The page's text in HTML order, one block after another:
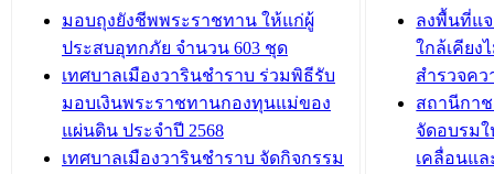
บทความ อื่นๆ ...
เทศบาลเมืองวารินชำราบ ร่วมการ
ประชุมวิชาการระดับนานาชาติและ
นิทรรศการด้านนวัตกรรมท้องถิ่น 2568
และรับรางวัลทีมนักวิจัยดีเด่นจาก
นวัตกรรมโครงการทะเบียนภาษีป้าย
ประชุมผู้เช่าอาคารพาณิชย์ บริเวณ
เทศบาล
รับฟังคว
ผังเมือง
วารินชำ
เทศบาล
ซักซ้อมแ
มอบถุงยังชีพพระราชทาน ให้แก่ผู้
ประสบอุทกภัย จำนวน 603 ชุด
เทศบาลเมืองวารินชำราบ ร่วมพิธีรับ
มอบเงินพระราชทานกองทุนแม่ของ
แผ่นดิน ประจำปี 2568
เทศบาลเมืองวารินชำราบ จัดกิจกรรม
ลงพื้นที่แ
ใกล้เคียง
สำรวจค
สถานีกา
จัดอบรม
เคลื่อนแ